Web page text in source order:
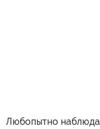
Любопытно